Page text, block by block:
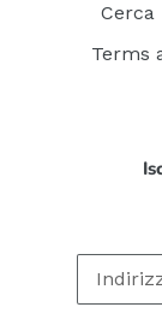
Cerca
Terms